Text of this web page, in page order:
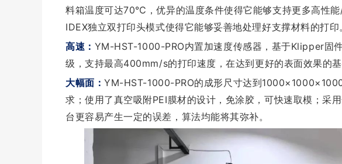
料箱温度可达70℃，优异的温度条件使得它能够支持更多高性能
IDEX独立双打印头模式使得它能够妥善地处理好支撑材料的打印
高速： YM-HST-1000-PRO内置加速度传感器，基于Klipper固
级，支持最高400mm/s的打印速度，在达到更好的表面效果的基
大幅面：YM-HST-1000-PRO的成形尺寸达到
求；使用了真空吸附PEI膜材的设计，免涂胶，可快速取模；采
台更容易产生一定的误差，算法均能将其弥补。